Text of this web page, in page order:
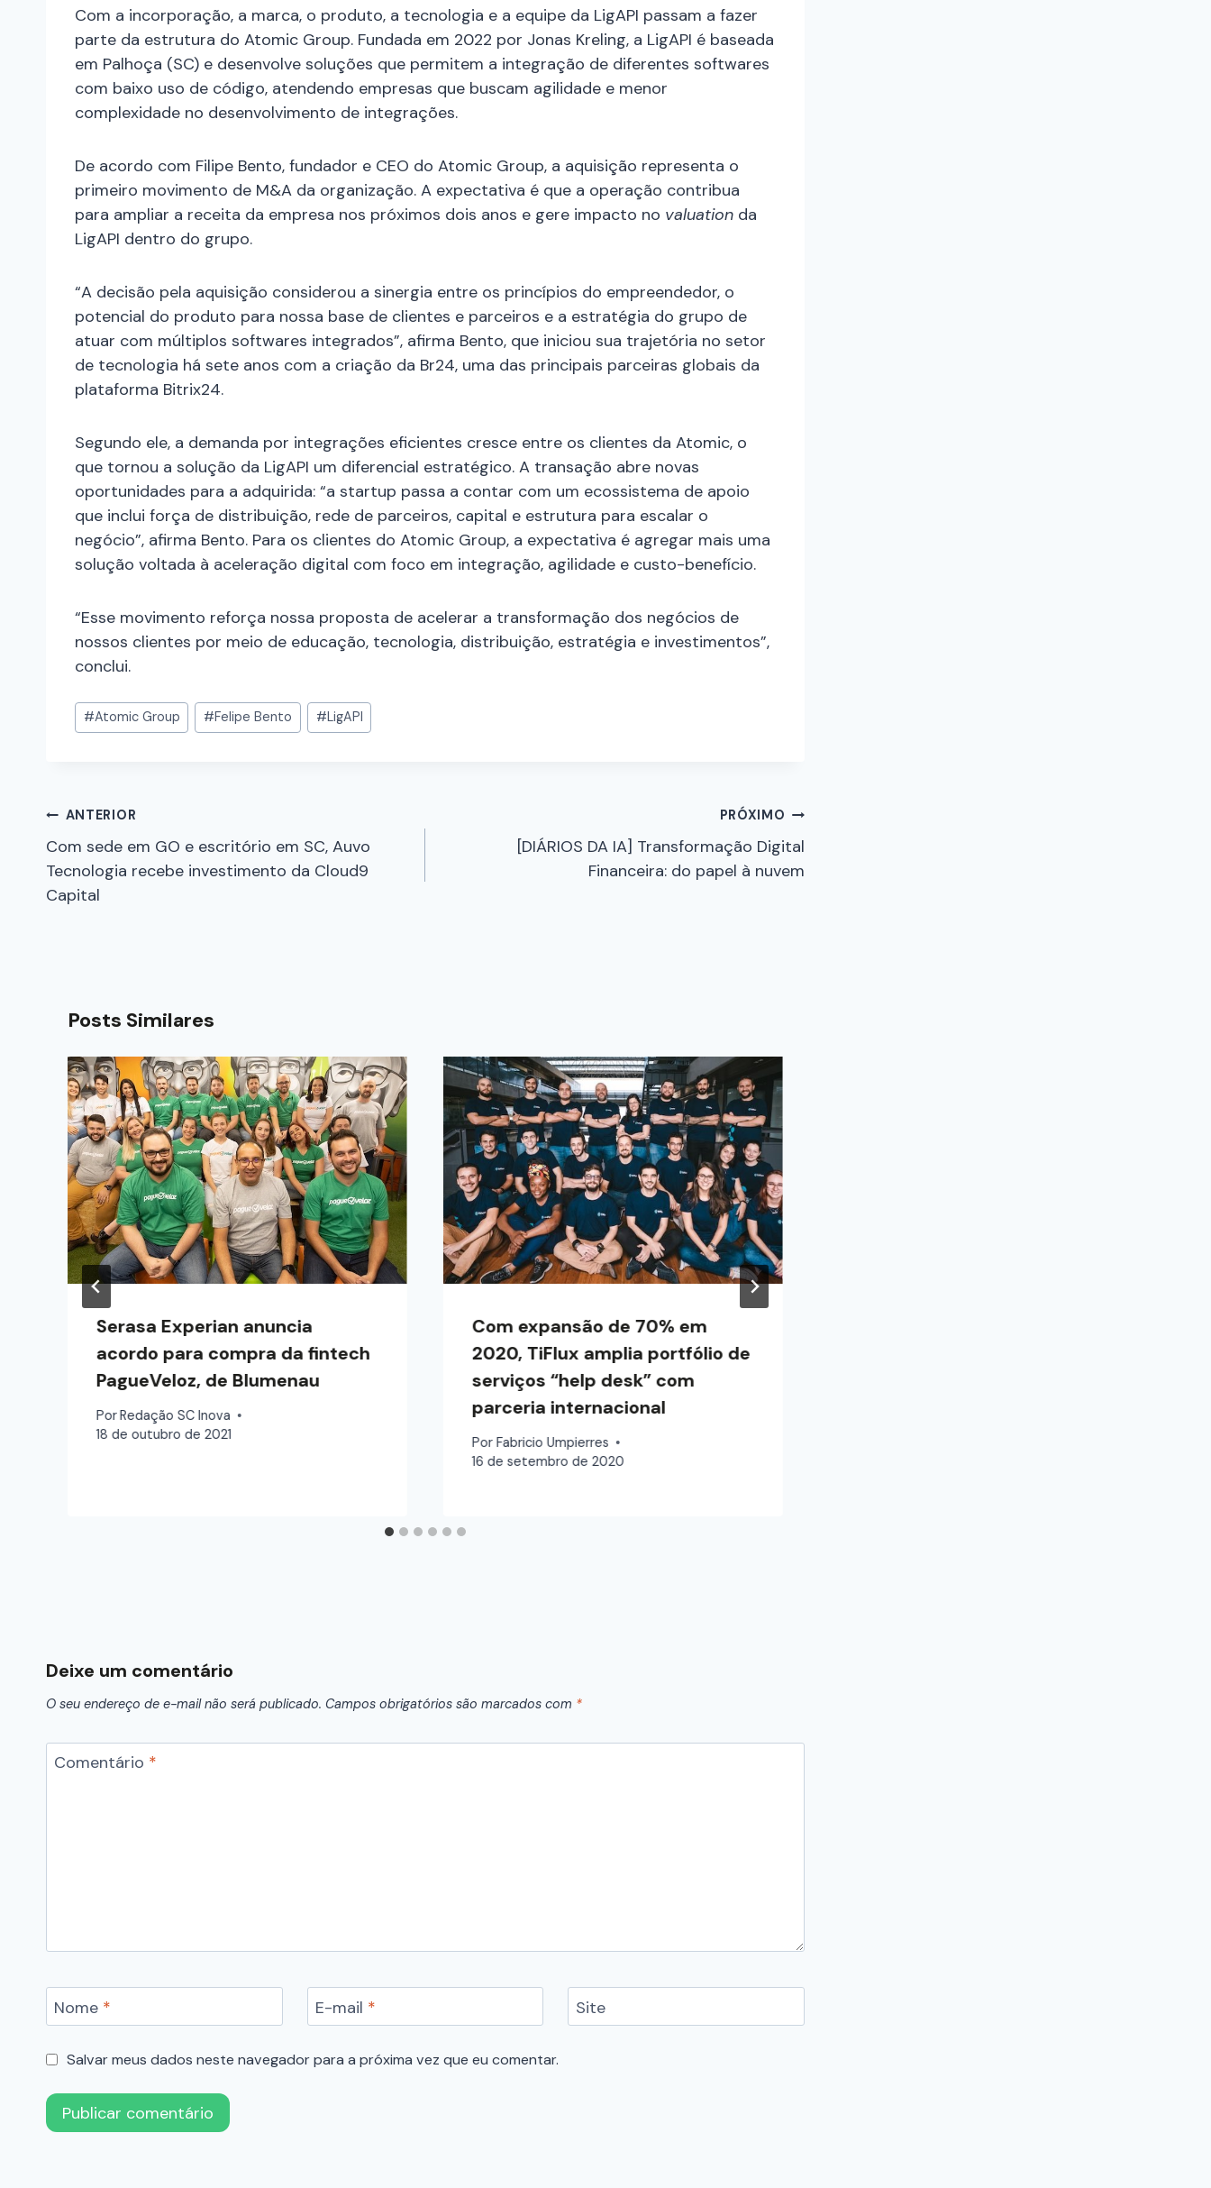
Com a incorporação, a marca, o produto, a tecnologia e a equipe da LigAPI passam a fazer
parte da estrutura do Atomic Group. Fundada em 2022 por Jonas Kreling, a LigAPI é baseada
em Palhoça (SC) e desenvolve soluções que permitem a integração de diferentes softwares
com baixo uso de código, atendendo empresas que buscam agilidade e menor
complexidade no desenvolvimento de integrações.
De acordo com Filipe Bento, fundador e CEO do Atomic Group, a aquisição representa o
primeiro movimento de M&A da organização. A expectativa é que a operação contribua
para ampliar a receita da empresa nos próximos dois anos e gere impacto no valuation da
LigAPI dentro do grupo.
“A decisão pela aquisição considerou a sinergia entre os princípios do empreendedor, o
potencial do produto para nossa base de clientes e parceiros e a estratégia do grupo de
atuar com múltiplos softwares integrados”, afirma Bento, que iniciou sua trajetória no setor
de tecnologia há sete anos com a criação da Br24, uma das principais parceiras globais da
plataforma Bitrix24.
Segundo ele, a demanda por integrações eficientes cresce entre os clientes da Atomic, o
que tornou a solução da LigAPI um diferencial estratégico. A transação abre novas
oportunidades para a adquirida: “a startup passa a contar com um ecossistema de apoio
que inclui força de distribuição, rede de parceiros, capital e estrutura para escalar o
negócio”, afirma Bento. Para os clientes do Atomic Group, a expectativa é agregar mais uma
solução voltada à aceleração digital com foco em integração, agilidade e custo-benefício.
“Esse movimento reforça nossa proposta de acelerar a transformação dos negócios de
nossos clientes por meio de educação, tecnologia, distribuição, estratégia e investimentos”,
conclui.
#Atomic Group #Felipe Bento #LigAPI
ANTERIOR
Com sede em GO e escritório em SC, Auvo
Tecnologia recebe investimento da Cloud9
Capital
PRÓXIMO
[DIÁRIOS DA IA] Transformação Digital
Financeira: do papel à nuvem
Posts Similares
Serasa Experian anuncia
acordo para compra da fintech
PagueVeloz, de Blumenau
PorRedação SC Inova
18 de outubro de 2021
Com expansão de 70% em
2020, TiFlux amplia portfólio de
serviços “help desk” com
parceria internacional
Por Fabricio Umpierres
16 de setembro de 2020
Deixe um comentário
O seu endereço de e-mail não será publicado. Campos obrigatórios são marcados com *
Comentário *
Nome * E-mail * Site
Salvar meus dados neste navegador para a próxima vez que eu comentar.